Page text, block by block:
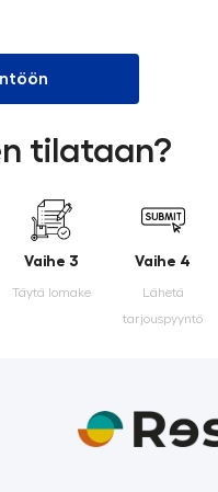
tilataan?
Vaihe 3
Täytä lomake
Vaihe 4
Lähetä
tarjouspyyntö